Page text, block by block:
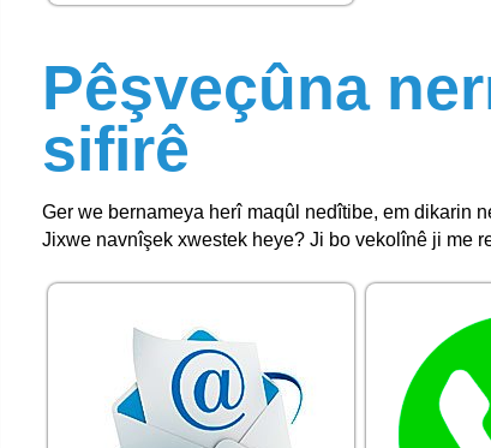
Pêşveçûna
sifirê
Ger we bernameya herî maqûl nedîtibe, em dikarin
Jixwe navnîşek xwestek heye? Ji bo vekolînê ji me